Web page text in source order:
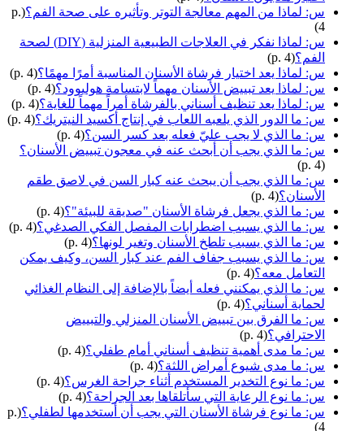
س: لماذا من المهم معالجة التوتر وتأثيره على صحة الفم؟ (p.
4)
س: لماذا نفكر في العلاجات الطبيعية المنزلية (DIY) لصحة
الفم؟(p. 4)
س: لماذا يعد اختيار فرشاة الأسنان المناسبة أمرًا مهمًا؟(p. 4)
س: لماذا يعد تبييض الأسنان مهماً لابتسامة هوليوود؟(p. 4)
س: لماذا يعد تنظيف أسناني بالفرشاة أمراً مهماً للغاية؟(p. 4)
س: ما الدور الذي يلعبه اللعاب في إنتاج أكسيد النيتريك؟(p. 4)
س: ما الذي لا يجب عليّ فعله بعد كسر السن؟(p. 4)
س: ما الذي يجب أن أبحث عنه في معجون تبييض الأسنان؟
(p. 4)
س: ما الذي يجب أن يبحث عنه كبار السن في لاصق طقم
الأسنان؟(p. 4)
س: ما الذي يجعل فرشاة الأسنان "صديقة للبيئة"؟(p. 4)
س: ما الذي يسبب اضطرابات المفصل الفكي الصدغي؟(p. 4)
س: ما الذي يسبب تلطخ الأسنان وتغير لونها؟(p. 4)
س: ما الذي يسبب جفاف الفم عند كبار السن، وكيف يمكن
التعامل معه؟(p. 4)
س: ما الذي يمكنني فعله أيضاً بالإضافة إلى النظام الغذائي
لحماية أسناني؟(p. 4)
س: ما الفرق بين تبييض الأسنان المنزلي والتبييض
الاحترافي؟(p. 4)
س: ما مدى أهمية تنظيف أسناني أمام طفلي؟(p. 4)
س: ما مدى شيوع أمراض اللثة؟(p. 4)
س: ما نوع التخدير المستخدم أثناء جراحة الغرس؟(p. 4)
س: ما نوع الرعاية التي سأتلقاها بعد الجراحة؟(p. 4)
س: ما نوع فرشاة الأسنان التي يجب أن أستخدمها لطفلي؟ (p.
4)